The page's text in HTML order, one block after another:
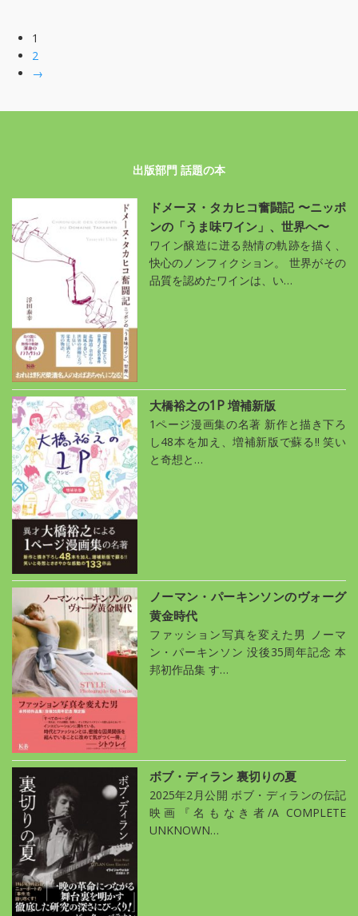
1
2
→
出版部門 話題の本
ドメーヌ・タカヒコ奮闘記 〜ニッポ
ンの「うま味ワイン」、世界へ〜
ワイン醸造に迸る熱情の軌跡を描く、
快心のノンフィクション。 世界がその
品質を認めたワインは、い…
大橋裕之の1P 増補新版
1ページ漫画集の名著 新作と描き下ろ
し48本を加え、増補新版で蘇る!! 笑い
と奇想と…
ノーマン・パーキンソンのヴォーグ
黄金時代
ファッション写真を変えた男 ノーマ
ン・パーキンソン 没後35周年記念 本
邦初作品集 す…
ボブ・ディラン 裏切りの夏
2025年2月公開 ボブ・ディランの伝記
映画『名もなき者/A COMPLETE
UNKNOWN…